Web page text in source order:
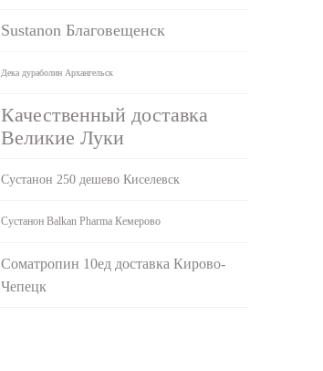
Sustanon Благовещенск
Дека дураболин Архангельск
Качественный доставка
Великие Луки
Сустанон 250 дешево Киселевск
Сустанон Balkan Pharma Кемерово
Cоматропин 10ед доставка Кирово-
Чепецк